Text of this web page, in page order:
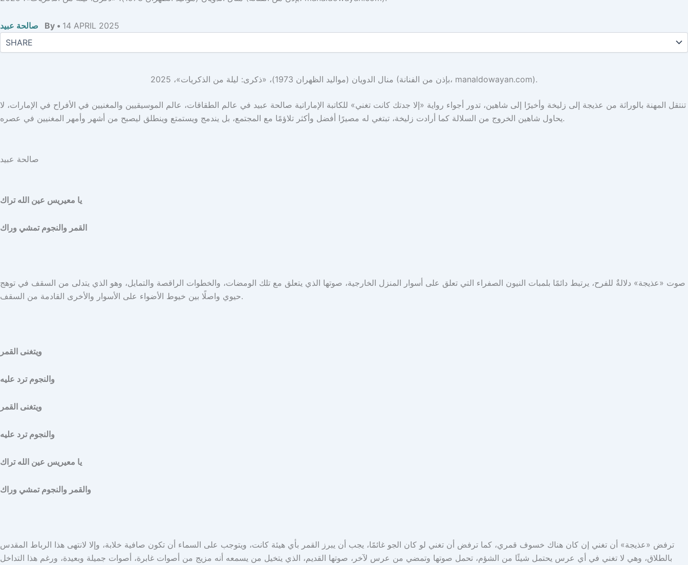
By • 14 APRIL 2025
منال الدويان (مواليد الظهران 1973)، «ذكرى: ليلة من الذكريات»، 2025 (بإذن من الفنانة، manaldowayan.com).
تنتقل المهنة بالوراثة من عذيجة إلى زليخة وأخيرًا إلى شاهين، تدور أجواء رواية «إلا جدتك كانت تغني» للكاتبة الإماراتية صالحة عبيد في عالم الطقاقات، عالم الموسيقيين والمغنيين في الأفراح في الإمارات، لا
يحاول شاهين الخروج من السلالة كما أرادت زليخة، تبتغي له مصيرًا أفضل وأكثر تلاؤمًا مع المجتمع، بل يندمج ويستمتع وينطلق ليصبح من أشهر وأمهر المغنيين في عصره.
صالحة عبيد
يا معيريس عين الله تراك
القمر والنجوم تمشي وراك
صوت «عذيجة» دلالةٌ للفرح، يرتبط دائمًا بلمبات النيون الصفراء التي تعلق على أسوار المنزل الخارجية، صوتها الذي يتعلق مع تلك الومضات، والخطوات الراقصة والتمايل، وهو الذي يتدلى من السقف في توهج
حيوي واصلًا بين خيوط الأضواء على الأسوار والأخرى القادمة من السقف.
ويتغنى القمر
والنجوم ترد عليه
ويتغنى القمر
والنجوم ترد عليه
يا معيريس عين الله تراك
والقمر والنجوم تمشي وراك
ترفض «عذيجة» أن تغني إن كان هناك خسوف قمري، كما ترفض أن تغني لو كان الجو غائمًا، يجب أن يبرز القمر بأي هيئة كانت، ويتوجب على السماء أن تكون صافية خلابة، وإلا لانتهى هذا الرباط المقدس
بالطلاق، وهي لا تغني في أي عرس يحتمل شيئًا من الشؤم، تحمل صوتها وتمضي من عرس لآخر، صوتها القديم، الذي يتخيل من يسمعه أنه مزيج من أصوات غابرة، أصوات جميلة وبعيدة، ورغم هذا التداخل